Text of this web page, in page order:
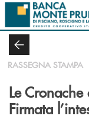
Salta al contenuto
RASSEGNA STAMPA
Le
Firmata